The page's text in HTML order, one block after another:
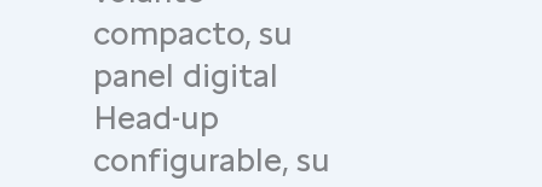
compacto, su
panel digital
Head-up
configurable, su